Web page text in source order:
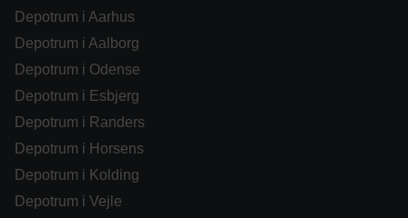
Depotrum i Aarhus
Depotrum i Aalborg
Depotrum i Odense
Depotrum i Esbjerg
Depotrum i Randers
Depotrum i Horsens
Depotrum i Kolding
Depotrum i Vejle